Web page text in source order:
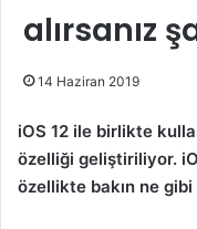
alırsanız
14 Haziran 2019
iOS 12 ile birlikte
özelliği geliştiriliyor.
özellikte bakın ne